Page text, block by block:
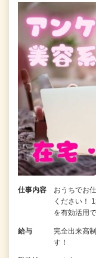
仕事内容
おうちでお
ください！
を有効活用
給与
完全出来高
す！